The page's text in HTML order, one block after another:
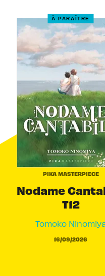
À PARAÎTRE
PIKA MASTERPIECE
Nodame
T12
Tomoko
16/09/2026